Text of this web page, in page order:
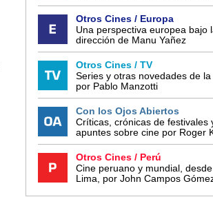
Otros Cines / Europa
Una perspectiva europea bajo
dirección de Manu Yañez
Otros Cines / TV
Series y otras novedades de la
por Pablo Manzotti
Con los Ojos Abiertos
Críticas, crónicas de festivales
apuntes sobre cine por Roger
Otros Cines / Perú
Cine peruano y mundial, desde
Lima, por John Campos